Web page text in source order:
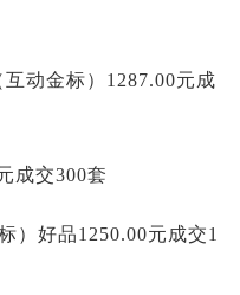
动金标）1287.00元成
成交300套
）好品1250.00元成交1